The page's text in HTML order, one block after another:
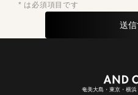
* は必須項目です
奄美大島・東京・横